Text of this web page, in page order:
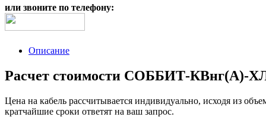
или звоните по телефону:
Описание
Расчет стоимости СОББИТ-КВнг(A)-ХЛ
Цена на кабель рассчитывается индивидуально, исходя из
кратчайшие сроки ответят на ваш запрос.